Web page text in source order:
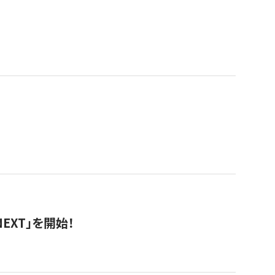
」を開始！